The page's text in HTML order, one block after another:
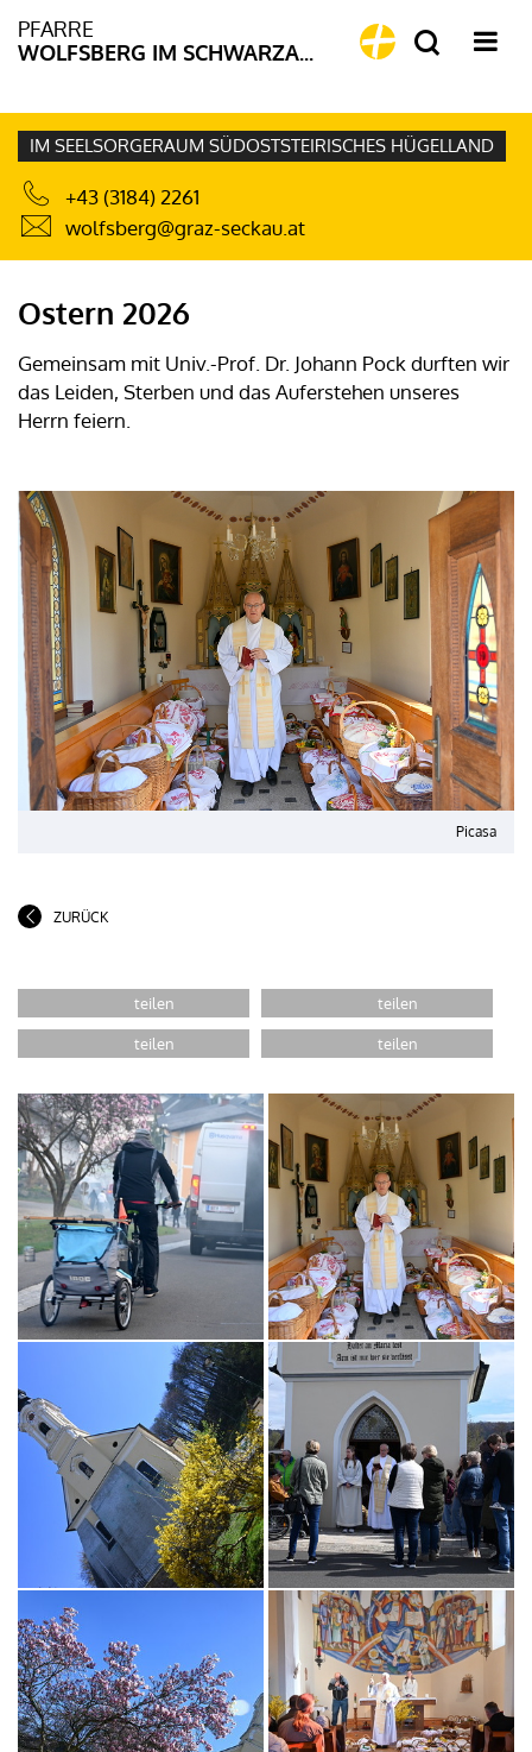
PFARRE
WOLFSBERG IM SCHWARZAUTALE
IM SEELSORGERAUM SÜDOSTSTEIRISCHES HÜGELLAND
+43 (3184) 2261
wolfsberg@graz-seckau.at
Ostern 2026
Gemeinsam mit Univ.-Prof. Dr. Johann Pock durften wir
das Leiden, Sterben und das Auferstehen unseres
Herrn feiern.
Picasa
ZURÜCK